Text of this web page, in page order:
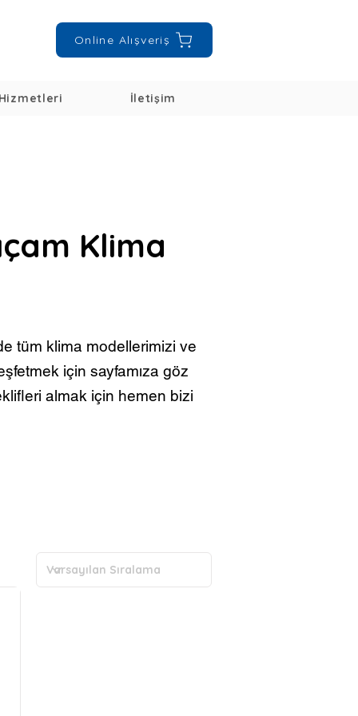
Online Alışveriş
İletişim
Klima
tüm klima modellerimizi ve
için sayfamıza göz
almak için hemen bizi